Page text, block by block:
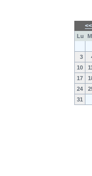
Lu
3
10
17
24
31